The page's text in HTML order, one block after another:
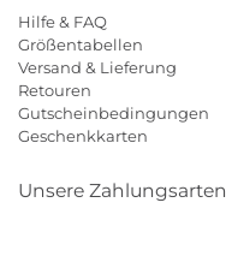
Hilfe & FAQ
Größentabellen
Versand & Lieferung
Retouren
Gutscheinbedingungen
Geschenkkarten
Unsere Zahlungsarten